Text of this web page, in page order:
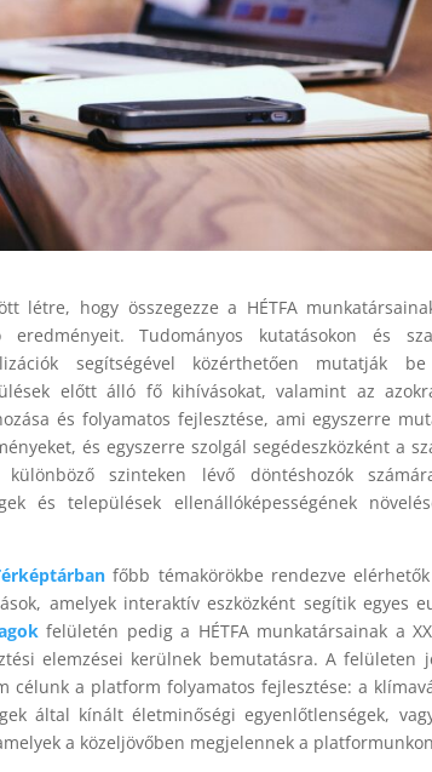
létre, hogy összegezze a HÉTFA
eredményeit. Tudományos kutatásokon és
segítségével közérthetően mutatják
előtt álló fő kihívásokat, valamint az
és folyamatos fejlesztése, ami egyszerre
és egyszerre szolgál segédeszközként a
szinteken lévő döntéshozók
és települések ellenállóképességének
főbb témakörökbe rendezve elérhetők
amelyek interaktív eszközként segítik egyes
felületén pedig a HÉTFA munkatársainak a
elemzései kerülnek bemutatásra. A felületen
célunk a platform folyamatos fejlesztése: a
által kínált életminőségi egyenlőtlenségek,
a közeljövőben megjelennek a